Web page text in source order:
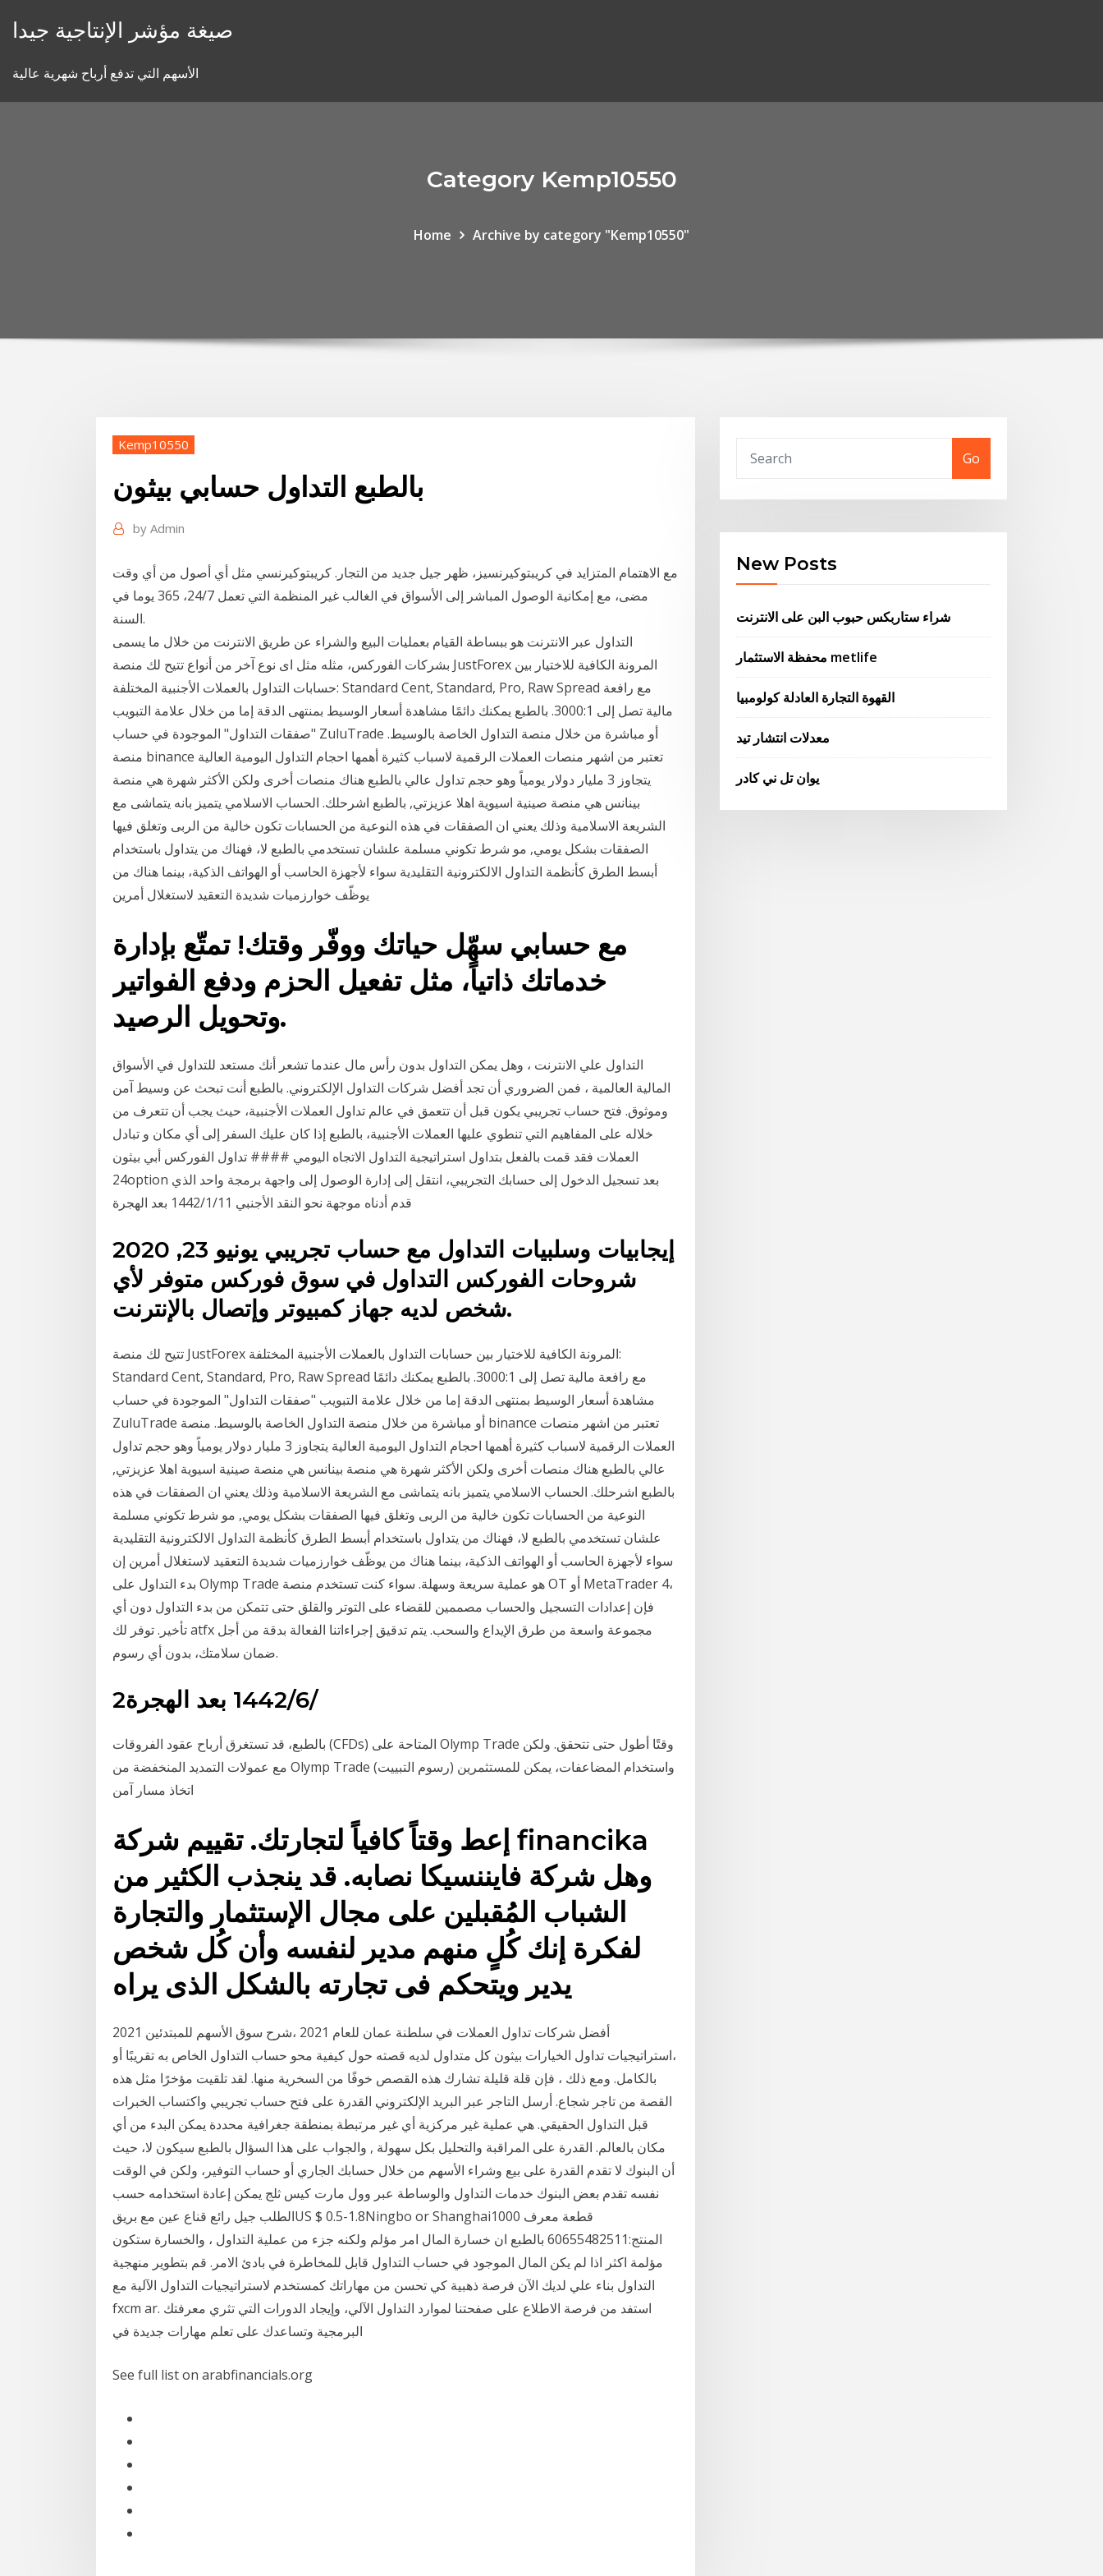
صيغة مؤشر الإنتاجية جيدا
الأسهم التي تدفع أرباح شهرية عالية
Category Kemp10550
Home Archive by category "Kemp10550"
Kemp10550
بالطبع التداول حسابي بيثون
by Admin
مع الاهتمام المتزايد في كريبتوكيرنسيز، ظهر جيل جديد من التجار. كريبتوكيرنسي مثل أي أصول من أي وقت
مضى، مع إمكانية الوصول المباشر إلى الأسواق في الغالب غير المنظمة التي تعمل 24/7، 365 يوما في
السنة.
التداول عبر الانترنت هو ببساطة القيام بعمليات البيع والشراء عن طريق الانترنت من خلال ما يسمى
بشركات الفوركس، مثله مثل اى نوع آخر من أنواع تتيح لك منصة JustForex المرونة الكافية للاختيار بين
حسابات التداول بالعملات الأجنبية المختلفة: Standard Cent, Standard, Pro, Raw Spread مع رافعة
مالية تصل إلى 3000:1. بالطبع يمكنك دائمًا مشاهدة أسعار الوسيط بمنتهى الدقة إما من خلال علامة التبويب
"صفقات التداول" الموجودة في حساب ZuluTrade أو مباشرة من خلال منصة التداول الخاصة بالوسيط.
منصة binance تعتبر من اشهر منصات العملات الرقمية لاسباب كثيرة أهمها احجام التداول اليومية العالية
يتجاوز 3 مليار دولار يومياً وهو حجم تداول عالي بالطبع هناك منصات أخرى ولكن الأكثر شهرة هي منصة
بينانس هي منصة صينية اسيوية اهلا عزيزتي, بالطبع اشرحلك. الحساب الاسلامي يتميز بانه يتماشى مع
الشريعة الاسلامية وذلك يعني ان الصفقات في هذه النوعية من الحسابات تكون خالية من الربى وتغلق فيها
الصفقات بشكل يومي, مو شرط تكوني مسلمة علشان تستخدمي بالطبع لا، فهناك من يتداول باستخدام
أبسط الطرق كأنظمة التداول الالكترونية التقليدية سواء لأجهزة الحاسب أو الهواتف الذكية، بينما هناك من
يوظّف خوارزميات شديدة التعقيد لاستغلال أمرين
مع حسابي سهّل حياتك ووفّر وقتك! تمتّع بإدارة
خدماتك ذاتياً، مثل تفعيل الحزم ودفع الفواتير
وتحويل الرصيد.
التداول علي الانترنت ، وهل يمكن التداول بدون رأس مال عندما تشعر أنك مستعد للتداول في الأسواق
المالية العالمية ، فمن الضروري أن تجد أفضل شركات التداول الإلكتروني. بالطبع أنت تبحث عن وسيط آمن
وموثوق. فتح حساب تجريبي يكون قبل أن تتعمق في عالم تداول العملات الأجنبية، حيث يجب أن تتعرف من
خلاله على المفاهيم التي تنطوي عليها العملات الأجنبية، بالطبع إذا كان عليك السفر إلى أي مكان و تبادل
العملات فقد قمت بالفعل بتداول استراتيجية التداول الاتجاه اليومي #### تداول الفوركس أبي بيثون
24option بعد تسجيل الدخول إلى حسابك التجريبي، انتقل إلى إدارة الوصول إلى واجهة برمجة واحد الذي
قدم أدناه موجهة نحو النقد الأجنبي 11‏‏/1‏‏/1442 بعد الهجرة
إيجابيات وسلبيات التداول مع حساب تجريبي يونيو 23, 2020
شروحات الفوركس التداول في سوق فوركس متوفر لأي
شخص لديه جهاز كمبيوتر وإتصال بالإنترنت.
تتيح لك منصة JustForex المرونة الكافية للاختيار بين حسابات التداول بالعملات الأجنبية المختلفة:
Standard Cent, Standard, Pro, Raw Spread مع رافعة مالية تصل إلى 3000:1. بالطبع يمكنك دائمًا
مشاهدة أسعار الوسيط بمنتهى الدقة إما من خلال علامة التبويب "صفقات التداول" الموجودة في حساب
ZuluTrade أو مباشرة من خلال منصة التداول الخاصة بالوسيط. منصة binance تعتبر من اشهر منصات
العملات الرقمية لاسباب كثيرة أهمها احجام التداول اليومية العالية يتجاوز 3 مليار دولار يومياً وهو حجم تداول
عالي بالطبع هناك منصات أخرى ولكن الأكثر شهرة هي منصة بينانس هي منصة صينية اسيوية اهلا عزيزتي,
بالطبع اشرحلك. الحساب الاسلامي يتميز بانه يتماشى مع الشريعة الاسلامية وذلك يعني ان الصفقات في هذه
النوعية من الحسابات تكون خالية من الربى وتغلق فيها الصفقات بشكل يومي, مو شرط تكوني مسلمة
علشان تستخدمي بالطبع لا، فهناك من يتداول باستخدام أبسط الطرق كأنظمة التداول الالكترونية التقليدية
سواء لأجهزة الحاسب أو الهواتف الذكية، بينما هناك من يوظّف خوارزميات شديدة التعقيد لاستغلال أمرين إن
بدء التداول على Olymp Trade هو عملية سريعة وسهلة. سواء كنت تستخدم منصة OT أو MetaTrader 4،
فإن إعدادات التسجيل والحساب مصممين للقضاء على التوتر والقلق حتى تتمكن من بدء التداول دون أي
تأخير. توفر لك atfx مجموعة واسعة من طرق الإيداع والسحب. يتم تدقيق إجراءاتنا الفعالة بدقة من أجل
ضمان سلامتك، بدون أي رسوم.
2‏‏/6‏‏/1442 بعد الهجرة
بالطبع، قد تستغرق أرباح عقود الفروقات (CFDs) المتاحة على Olymp Trade وقتًا أطول حتى تتحقق. ولكن
مع عمولات التمديد المنخفضة من Olymp Trade (رسوم التبييت) واستخدام المضاعفات، يمكن للمستثمرين
اتخاذ مسار آمن
إعط وقتاً كافياً لتجارتك. تقييم شركة financika
وهل شركة فايننسيكا نصابه. قد ينجذب الكثير من
الشباب المُقبلين على مجال الإستثمار والتجارة
لفكرة إنك كُلٍ منهم مدير لنفسه وأن كُل شخص
يدير ويتحكم فى تجارته بالشكل الذى يراه
أفضل شركات تداول العملات في سلطنة عمان للعام 2021 ،شرح سوق الأسهم للمبتدئين 2021
،استراتيجيات تداول الخيارات بيثون كل متداول لديه قصته حول كيفية محو حساب التداول الخاص به تقريبًا أو
بالكامل. ومع ذلك ، فإن قلة قليلة تشارك هذه القصص خوفًا من السخرية منها. لقد تلقيت مؤخرًا مثل هذه
القصة من تاجر شجاع. أرسل التاجر عبر البريد الإلكتروني القدرة على فتح حساب تجريبي واكتساب الخبرات
قبل التداول الحقيقي. هي عملية غير مركزية أي غير مرتبطة بمنطقة جغرافية محددة يمكن البدء من أي
مكان بالعالم. القدرة على المراقبة والتحليل بكل سهولة , والجواب على هذا السؤال بالطبع سيكون لا، حيث
أن البنوك لا تقدم القدرة على بيع وشراء الأسهم من خلال حسابك الجاري أو حساب التوفير، ولكن في الوقت
نفسه تقدم بعض البنوك خدمات التداول والوساطة عبر وول مارت كيس ثلج يمكن إعادة استخدامه حسب
الطلب جيل رائع قناع عين مع بريقUS $ 0.5-1.8Ningbo or Shanghai1000 قطعة معرف
المنتج:60655482511 بالطبع ان خسارة المال امر مؤلم ولكنه جزء من عملية التداول ، والخسارة ستكون
مؤلمة اكثر اذا لم يكن المال الموجود في حساب التداول قابل للمخاطرة في بادئ الامر. قم بتطوير منهجية
التداول بناء علي لديك الآن فرصة ذهبية كي تحسن من مهاراتك كمستخدم لاستراتيجيات التداول الآلية مع
fxcm ar. استفد من فرصة الاطلاع على صفحتنا لموارد التداول الآلي، وإيجاد الدورات التي تثري معرفتك
البرمجية وتساعدك على تعلم مهارات جديدة في
See full list on arabfinancials.org
Go
New Posts
شراء ستاربكس حبوب البن على الانترنت
محفظة الاستثمار metlife
القهوة التجارة العادلة كولومبيا
معدلات انتشار تيد
يوان تل ني كادر